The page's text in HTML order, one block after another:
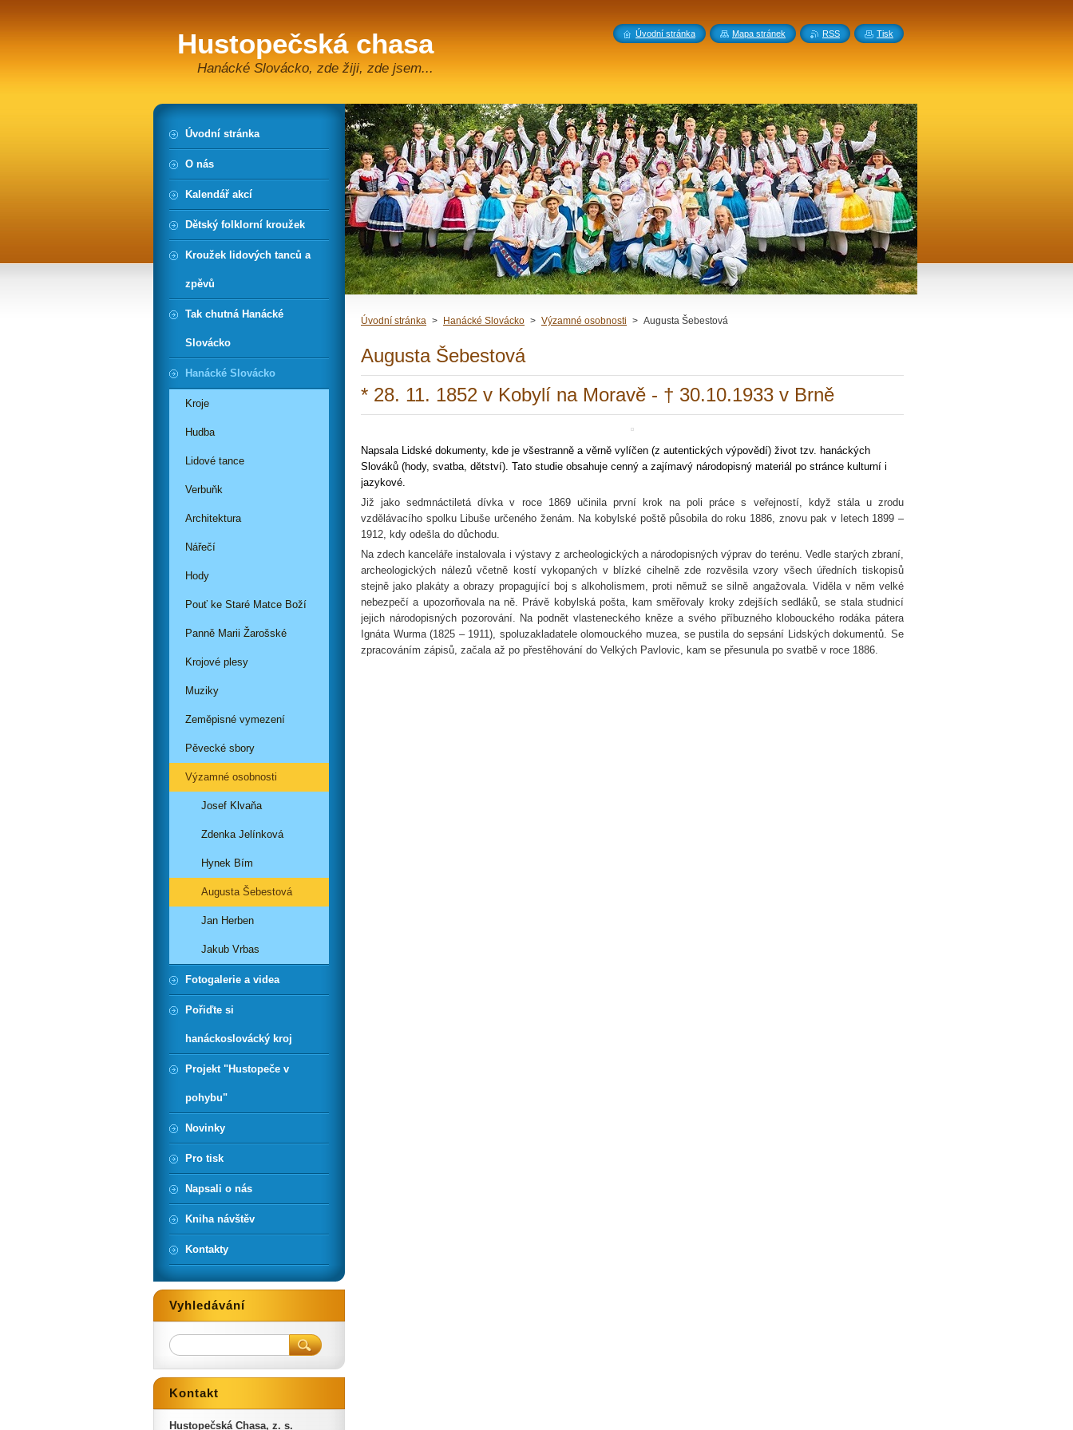
Hustopečská chasa
Hanácké Slovácko, zde žiji, zde jsem...
Úvodní stránka > Hanácké Slovácko > Výzamné osobnosti > Augusta Šebestová
Augusta Šebestová
* 28. 11. 1852 v Kobylí na Moravě - † 30.10.1933 v Brně
Napsala Lidské dokumenty, kde je všestranně a věrně vylíčen (z autentických výpovědí) život tzv. hanáckých
Slováků (hody, svatba, dětství). Tato studie obsahuje cenný a zajímavý národopisný materiál po stránce kulturní i
jazykové.
Již jako sedmnáctiletá dívka v roce 1869 učinila první krok na poli práce s veřejností, když stála u zrodu
vzdělávacího spolku Libuše určeného ženám. Na kobylské poště působila do roku 1886, znovu pak v letech 1899 –
1912, kdy odešla do důchodu.
Na zdech kanceláře instalovala i výstavy z archeologických a národopisných výprav do terénu. Vedle starých zbraní,
archeologických nálezů včetně kostí vykopaných v blízké cihelně zde rozvěsila vzory všech úředních tiskopisů
stejně jako plakáty a obrazy propagující boj s alkoholismem, proti němuž se silně angažovala. Viděla v něm velké
nebezpečí a upozorňovala na ně. Právě kobylská pošta, kam směřovaly kroky zdejších sedláků, se stala studnicí
jejich národopisných pozorování. Na podnět vlasteneckého kněze a svého příbuzného klobouckého rodáka pátera
Ignáta Wurma (1825 – 1911), spoluzakladatele olomouckého muzea, se pustila do sepsání Lidských dokumentů. Se
zpracováním zápisů, začala až po přestěhování do Velkých Pavlovic, kam se přesunula po svatbě v roce 1886.
Úvodní stránka
O nás
Kalendář akcí
Dětský folklorní kroužek
Kroužek lidových tanců a
zpěvů
Tak chutná Hanácké
Slovácko
Hanácké Slovácko
Kroje
Hudba
Lidové tance
Verbuňk
Architektura
Nářečí
Hody
Pouť ke Staré Matce Boží
Panně Marii Žarošské
Krojové plesy
Muziky
Zeměpisné vymezení
Pěvecké sbory
Výzamné osobnosti
Josef Klvaňa
Zdenka Jelínková
Hynek Bím
Augusta Šebestová
Jan Herben
Jakub Vrbas
Fotogalerie a videa
Pořiďte si
hanáckoslovácký kroj
Projekt "Hustopeče v
pohybu"
Novinky
Pro tisk
Napsali o nás
Kniha návštěv
Kontakty
Vyhledávání
Kontakt
Hustopečská Chasa, z. s.
Úvodní stránka Mapa stránek RSS Tisk